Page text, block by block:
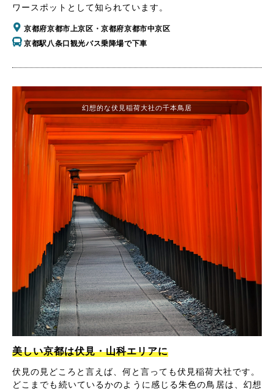
ワースポットとして知られています。
京都府京都市上京区・京都府京都市中京区
京都駅八条口観光バス乗降場で下車
美しい京都は伏見・山科エリアに
伏見の見どころと言えば、何と言っても伏見稲荷大社です。
どこまでも続いているかのように感じる朱色の鳥居は、幻想
幻想的な伏見稲荷大社の千本鳥居